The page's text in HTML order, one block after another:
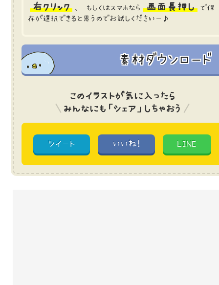
右クリック 、 もしくはスマホなら 画面長押し
で保
存が選択できると思うのでお試しくださいー♪
素材ダウンロード
このイラストが気に入ったら
みんなにも「シェア」しちゃおう
ツイート いいね! LINE